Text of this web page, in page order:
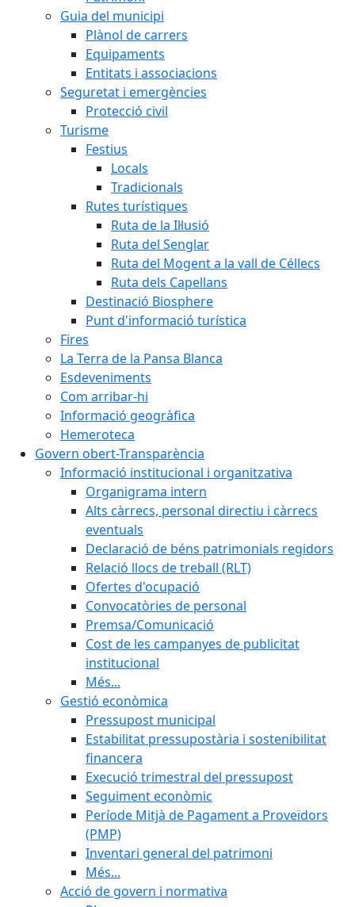
Guia del municipi
Plànol de carrers
Equipaments
Entitats i associacions
Seguretat i emergències
Protecció civil
Turisme
Festius
Locals
Tradicionals
Rutes turístiques
Ruta de la Il·lusió
Ruta del Senglar
Ruta del Mogent a la vall de Céllecs
Ruta dels Capellans
Destinació Biosphere
Punt d'informació turística
Fires
La Terra de la Pansa Blanca
Esdeveniments
Com arribar-hi
Informació geogràfica
Hemeroteca
Govern obert-Transparència
Informació institucional i organitzativa
Organigrama intern
Alts càrrecs, personal directiu i càrrecs
eventuals
Declaració de béns patrimonials regidors
Relació llocs de treball (RLT)
Ofertes d'ocupació
Convocatòries de personal
Premsa/Comunicació
Cost de les campanyes de publicitat
institucional
Més...
Gestió econòmica
Pressupost municipal
Estabilitat pressupostària i sostenibilitat
financera
Execució trimestral del pressupost
Seguiment econòmic
Període Mitjà de Pagament a Proveïdors
(PMP)
Inventari general del patrimoni
Més...
Acció de govern i normativa